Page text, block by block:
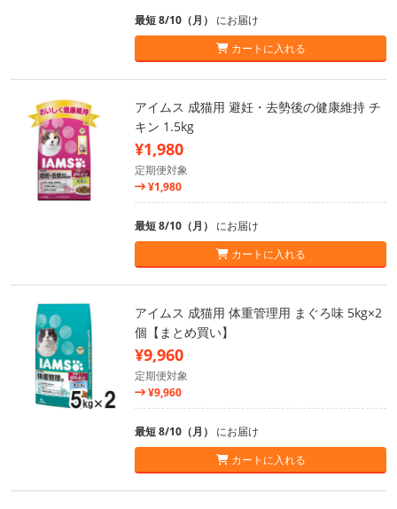
最短 8/10（月） にお届け
カートに入れる
アイムス 成猫用 避妊・去勢後の健康維持 チ
キン 1.5kg
¥1,980
定期便対象
¥1,980
最短 8/10（月） にお届け
カートに入れる
アイムス 成猫用 体重管理用 まぐろ味 5kg×2
個【まとめ買い】
¥9,960
定期便対象
¥9,960
最短 8/10（月） にお届け
カートに入れる